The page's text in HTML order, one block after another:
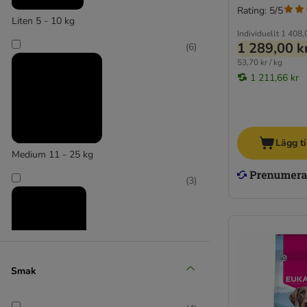
Liten 5 - 10 kg
Medium 11 - 25 kg
(6)
Stor 26 - 44 kg
(3)
Smak
Individuellt 1
1 289,00
53,70 kr / kg
1 211,66 kr
Rating: 5/5
Lägg